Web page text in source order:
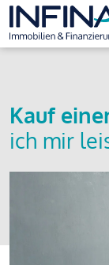
Kauf
ich mir